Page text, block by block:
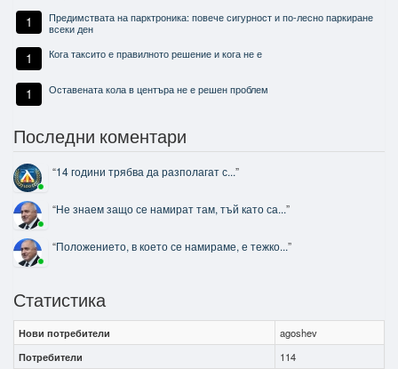
1
Предимствата на парктроника: повече сигурност и по-лесно паркиране
всеки ден
1 Кога таксито е правилното решение и кога не е
1 Оставената кола в центъра не е решен проблем
Последни коментари
“14 години трябва да разполагат с...”
“Не знаем защо се намират там, тъй като са...”
“Положението, в което се намираме, е тежко...”
Статистика
Нови потребители
agoshev
Потребители
114